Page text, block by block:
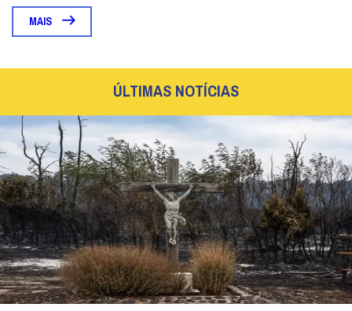
MAIS
ÚLTIMAS NOTÍCIAS